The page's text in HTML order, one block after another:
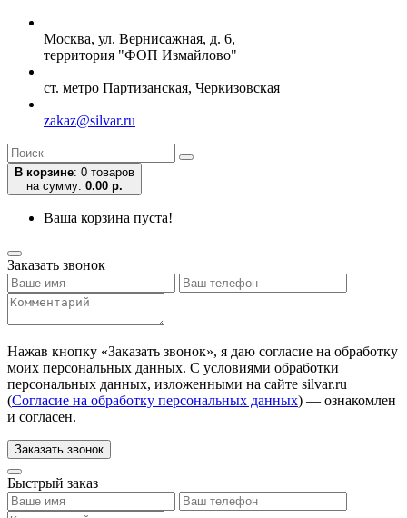
Москва, ул. Вернисажная, д. 6,
территория "ФОП Измайлово"
ст. метро Партизанская, Черкизовская
zakaz@silvar.ru
В корзине: 0 товаров
на сумму: 0.00 р.
Ваша корзина пуста!
Заказать звонок
Нажав кнопку «Заказать звонок», я даю согласие на обработку
моих персональных данных. С условиями обработки
персональных данных, изложенными на сайте silvar.ru
(Согласие на обработку персональных данных) — ознакомлен
и согласен.
Заказать звонок
Быстрый заказ